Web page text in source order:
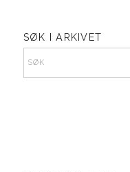
SØK I ARKIVET